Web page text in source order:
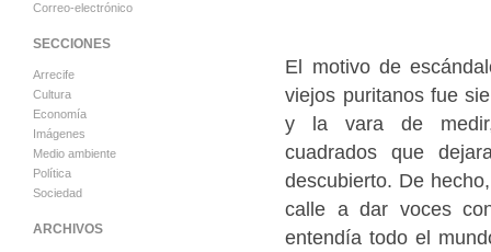
El motivo de
viejos puritanos fue
y la vara de
cuadrados que
descubierto. De
calle a dar voces
entendía todo el
Correo-electrónico
SECCIONES
Arrecife
Cultura
Economía
Imágenes
Medio ambiente
Política
Sociedad
ARCHIVOS